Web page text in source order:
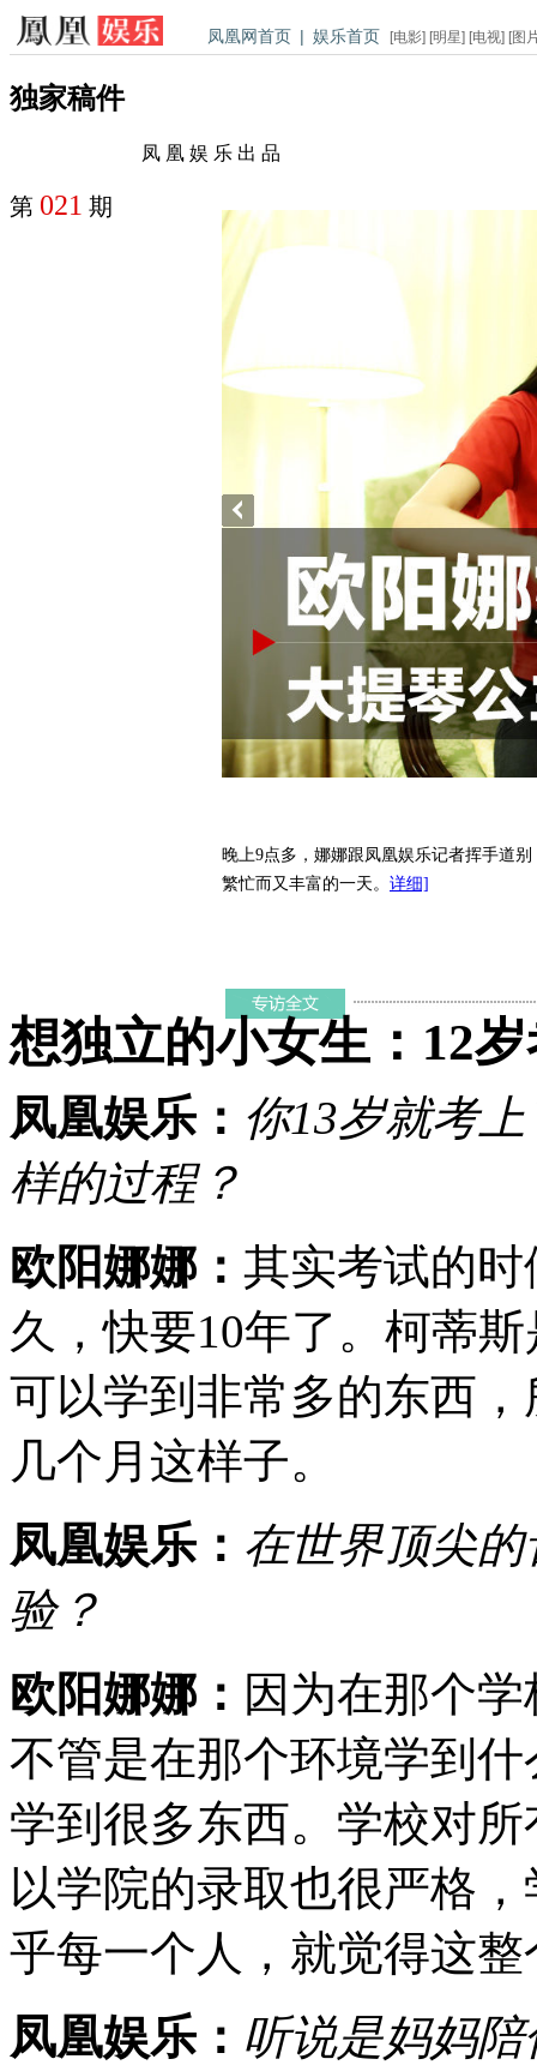
凤凰网首页 | 娱乐首页 [电影] [明星] [电视] [图
独家稿件
第 021 期
凤 凰 娱 乐 出 品
晚上9点多，娜娜跟凤凰娱乐记者挥手道
繁忙而又丰富的一天。 详细]
想独立的小女生：12
凤凰娱乐： 你13岁就考
样的过程？
欧阳娜娜： 其实考试的
久，快要10年了。柯蒂
可以学到非常多的东西
几个月这样子。
凤凰娱乐： 在世界顶尖
验？
欧阳娜娜： 因为在那个
不管是在那个环境学到
学到很多东西。学校对
以学院的录取也很严格
乎每一个人，就觉得这
凤凰娱乐： 听说是妈妈